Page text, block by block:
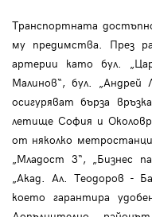
Транспортната
му предимства. През
артерии като бул.
Малинов“, бул. „Андрей
осигуряват бърза
летище София и
от няколко
„Младост 3“, „Бизнес
„Акад. Ал. Теодоров -
което гарантира